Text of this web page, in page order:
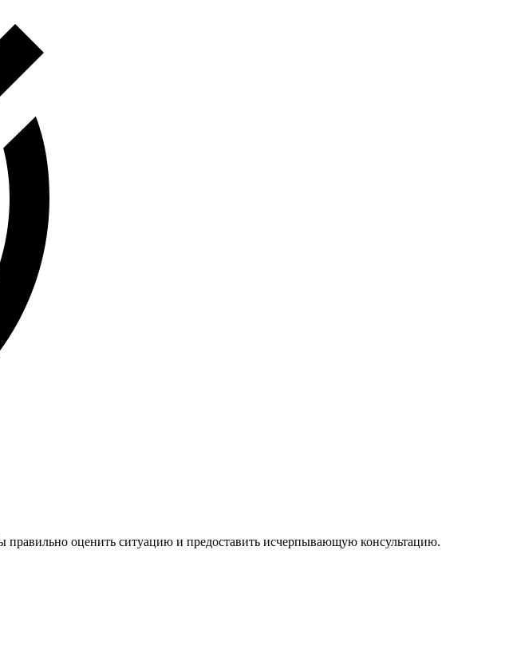
оценить ситуацию и предоставить исчерпывающую консультацию.